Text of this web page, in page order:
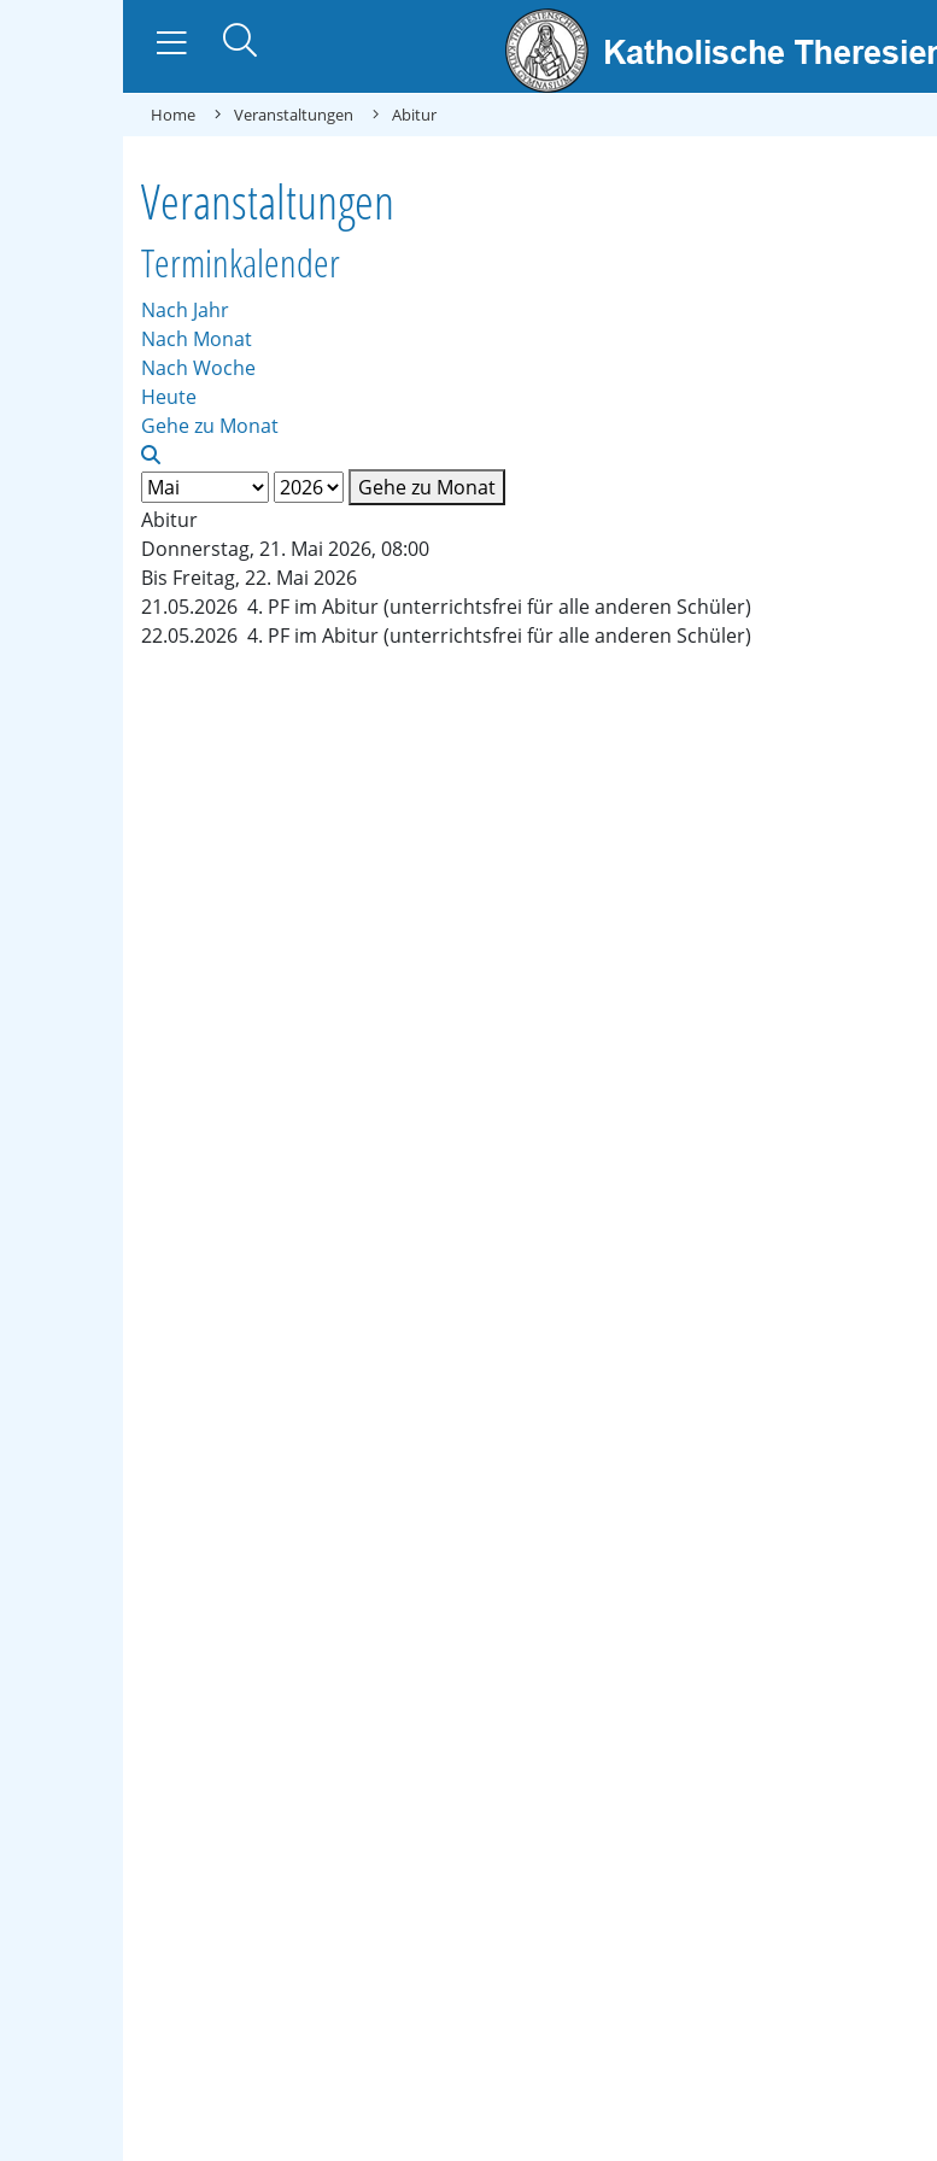
Home Veranstaltungen Abitur
Veranstaltungen
Terminkalender
Nach Jahr
Nach Monat
Nach Woche
Heute
Gehe zu Monat
Gehe zu Monat
Abitur
Donnerstag, 21. Mai 2026, 08:00
Bis Freitag, 22. Mai 2026
21.05.2026 4. PF im Abitur (unterrichtsfrei für alle anderen Schüler)
22.05.2026 4. PF im Abitur (unterrichtsfrei für alle anderen Schüler)